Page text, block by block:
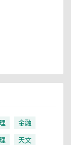
金融
天文